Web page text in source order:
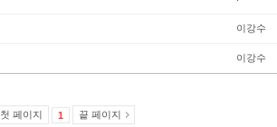
이강수
이강수
첫 페이지 1 끝 페이지